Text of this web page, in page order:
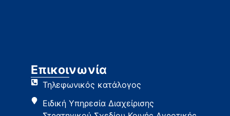
Επικοινωνία
Τηλεφωνικός κατάλογος
Ειδική Υπηρεσία Διαχείρισης